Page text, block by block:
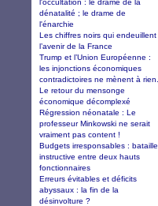
dénatalité ; le drame de
l'énarchie
Les chiffres noirs qui endeuillent
l’avenir de la France
Trump et l’Union Européenne :
les injonctions économiques
contradictoires ne mènent à rien.
Le retour du mensonge
économique décomplexé
Régression néonatale : Le
professeur Minkowski ne serait
vraiment pas content !
Budgets irresponsables : bataille
instructive entre deux hauts
fonctionnaires
Erreurs évitables et déficits
abyssaux : la fin de la
désinvolture ?